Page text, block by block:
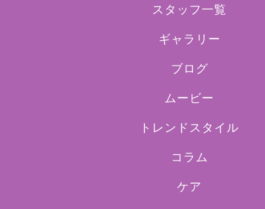
スタッフ一覧
ギャラリー
ブログ
ムービー
トレンドスタイル
コラム
ケア